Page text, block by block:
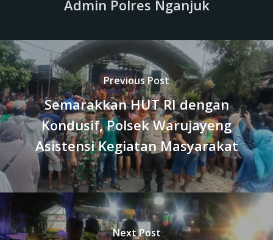
Admin Polres Nganjuk
Previous Post
Semarakkan HUT RI dengan
Kondusif, Polsek Warujayeng
Asistensi Kegiatan Masyarakat
Next Post